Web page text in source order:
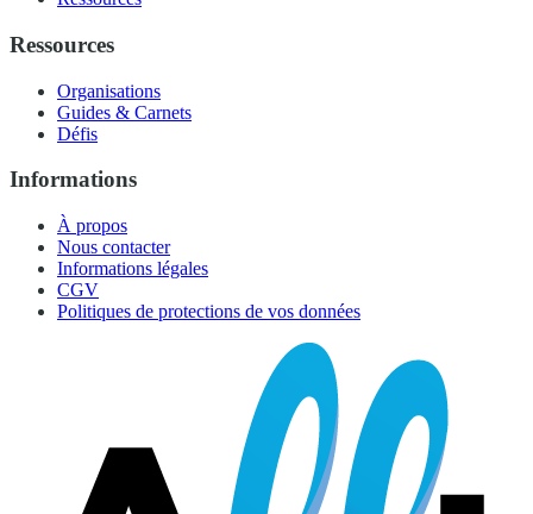
Ressources
Organisations
Guides & Carnets
Défis
Informations
À propos
Nous contacter
Informations légales
CGV
Politiques de protections de vos données